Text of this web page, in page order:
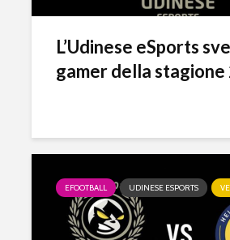
L’Udinese eSports
gamer della
EFOOTBALL UDINESE ESPORTS